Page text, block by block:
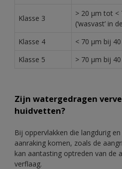
Klasse 3
> 20 µm tot <
(‘wasvast’ in
Klasse 4
< 70 µm bij
Klasse 5
> 70 µm bij
Zijn watergedragen
huidvetten?
Bij oppervlakken die langdurig
aanraking komen, zoals de
kan aantasting optreden van de
verflaag.